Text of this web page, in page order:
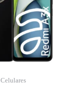
Celulares